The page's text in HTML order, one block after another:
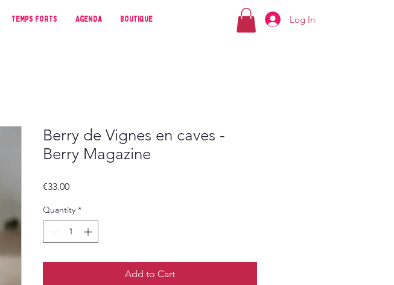
Temps forts Agenda Boutique Log In
Berry de Vignes en caves -
Berry Magazine
€33.00Price
Quantity *
Add to Cart